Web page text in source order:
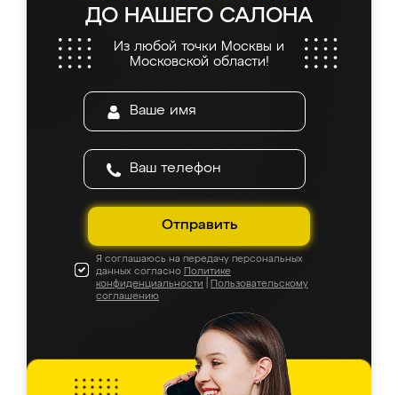
ДО НАШЕГО САЛОНА
Из любой точки Москвы и
Московской области!
Отправить
Я соглашаюсь на передачу персональных
данных согласно Политике
конфиденциальности
Пользовательскому
соглашению